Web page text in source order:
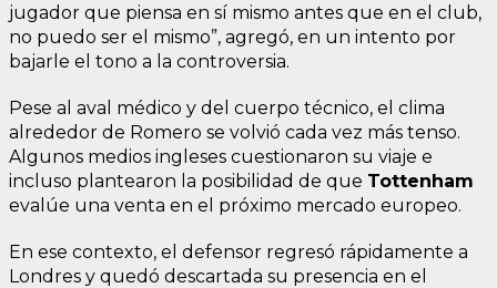
jugador que piensa en sí mismo antes que en el club,
no puedo ser el mismo”, agregó, en un intento por
bajarle el tono a la controversia.
Pese al aval médico y del cuerpo técnico, el clima
alrededor de Romero se volvió cada vez más tenso.
Algunos medios ingleses cuestionaron su viaje e
incluso plantearon la posibilidad de que Tottenham
evalúe una venta en el próximo mercado europeo.
En ese contexto, el defensor regresó rápidamente a
Londres y quedó descartada su presencia en el